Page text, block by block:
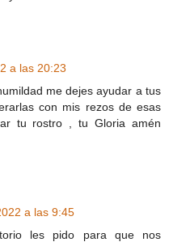
a las 20:23
me dejes ayudar a tus
con mis rezos de esas
tu rostro , tu Gloria amén
a las 9:45
les pido para que nos